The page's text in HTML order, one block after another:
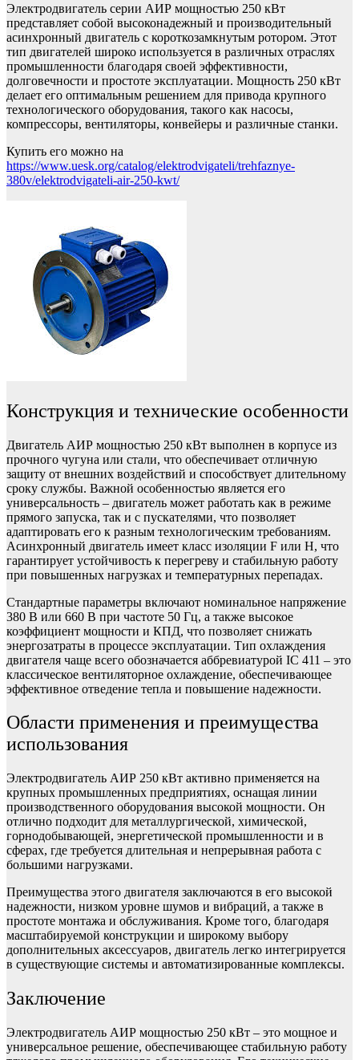
Электродвигатель серии АИР мощностью 250 кВт
представляет собой высоконадежный и производительный
асинхронный двигатель с короткозамкнутым ротором. Этот
тип двигателей широко используется в различных отраслях
промышленности благодаря своей эффективности,
долговечности и простоте эксплуатации. Мощность 250 кВт
делает его оптимальным решением для привода крупного
технологического оборудования, такого как насосы,
компрессоры, вентиляторы, конвейеры и различные станки.
Купить его можно на
https://www.uesk.org/catalog/elektrodvigateli/trehfaznye-
380v/elektrodvigateli-air-250-kwt/
Конструкция и технические особенности
Двигатель АИР мощностью 250 кВт выполнен в корпусе из
прочного чугуна или стали, что обеспечивает отличную
защиту от внешних воздействий и способствует длительному
сроку службы. Важной особенностью является его
универсальность – двигатель может работать как в режиме
прямого запуска, так и с пускателями, что позволяет
адаптировать его к разным технологическим требованиям.
Асинхронный двигатель имеет класс изоляции F или Н, что
гарантирует устойчивость к перегреву и стабильную работу
при повышенных нагрузках и температурных перепадах.
Стандартные параметры включают номинальное напряжение
380 В или 660 В при частоте 50 Гц, а также высокое
коэффициент мощности и КПД, что позволяет снижать
энергозатраты в процессе эксплуатации. Тип охлаждения
двигателя чаще всего обозначается аббревиатурой IC 411 – это
классическое вентиляторное охлаждение, обеспечивающее
эффективное отведение тепла и повышение надежности.
Области применения и преимущества
использования
Электродвигатель АИР 250 кВт активно применяется на
крупных промышленных предприятиях, оснащая линии
производственного оборудования высокой мощности. Он
отлично подходит для металлургической, химической,
горнодобывающей, энергетической промышленности и в
сферах, где требуется длительная и непрерывная работа с
большими нагрузками.
Преимущества этого двигателя заключаются в его высокой
надежности, низком уровне шумов и вибраций, а также в
простоте монтажа и обслуживания. Кроме того, благодаря
масштабируемой конструкции и широкому выбору
дополнительных аксессуаров, двигатель легко интегрируется
в существующие системы и автоматизированные комплексы.
Заключение
Электродвигатель АИР мощностью 250 кВт – это мощное и
универсальное решение, обеспечивающее стабильную работу